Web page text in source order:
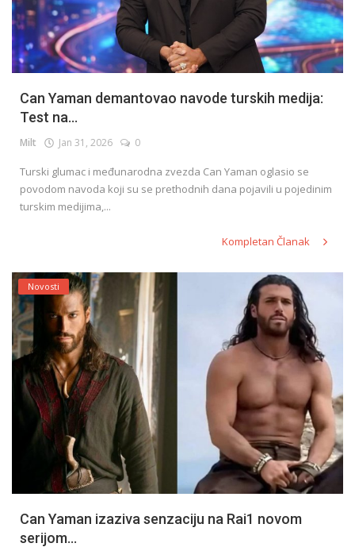
Can Yaman demantovao navode turskih medija:
Test na...
Milt Jan 31, 2026 0
Turski glumac i međunarodna zvezda Can Yaman oglasio se
povodom navoda koji su se prethodnih dana pojavili u pojedinim
turskim medijima,...
Kompletan Članak
Novosti
Can Yaman izaziva senzaciju na Rai1 novom
serijom...